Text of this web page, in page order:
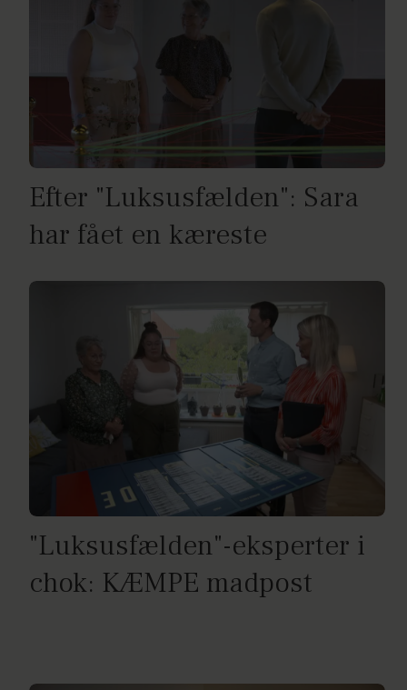
Efter "Luksusfælden": Sara
har fået en kæreste
"Luksusfælden"-eksperter i
chok: KÆMPE madpost